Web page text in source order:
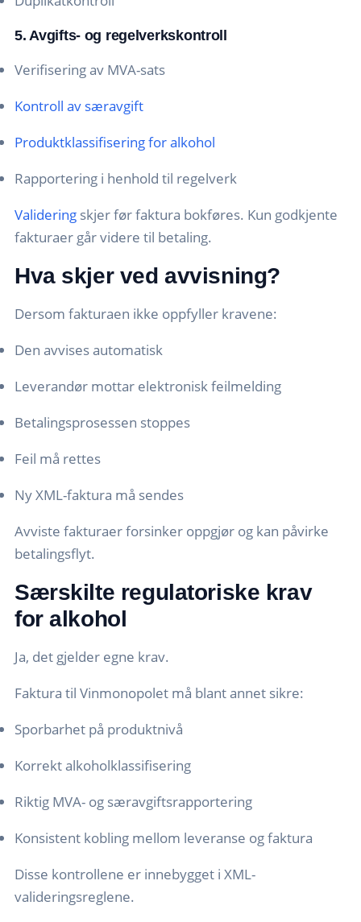
5. Avgifts- og regelverkskontroll
Verifisering av MVA-sats
Kontroll av særavgift
Produktklassifisering for alkohol
Rapportering i henhold til regelverk
Validering skjer før faktura bokføres. Kun godkjente
fakturaer går videre til betaling.
Hva skjer ved avvisning?
Dersom fakturaen ikke oppfyller kravene:
Den avvises automatisk
Leverandør mottar elektronisk feilmelding
Betalingsprosessen stoppes
Feil må rettes
Ny XML-faktura må sendes
Avviste fakturaer forsinker oppgjør og kan påvirke
betalingsflyt.
Særskilte regulatoriske krav
for alkohol
Ja, det gjelder egne krav.
Faktura til Vinmonopolet må blant annet sikre:
Sporbarhet på produktnivå
Korrekt alkoholklassifisering
Riktig MVA- og særavgiftsrapportering
Konsistent kobling mellom leveranse og faktura
Disse kontrollene er innebygget i XML-
valideringsreglene.